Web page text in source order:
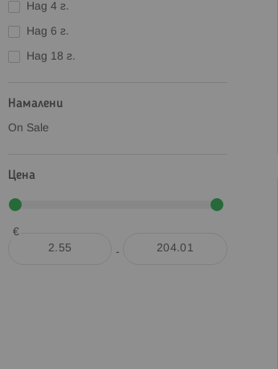
Над 4 г.
Над 6 г.
Над 18 г.
Намалени
On Sale
Цена
€
-